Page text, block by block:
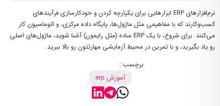
نرم‌افزارهای ERP ابزارهایی برای یکپارچه کردن و خودکارسازی فرآیندهای
کسب‌وکارند که با مفاهیمی مثل ماژول‌ها، پایگاه داده مرکزی، و اتوماسیون کار
می‌کنند. برای شروع، با یک ERP ساده (مثل رایمون) آشنا شوید، ماژول‌های اصلی
رو یاد بگیرید، و با تمرین در محیط آزمایشی مهارتتون رو بالا ببرید.
برچسب :
آموزش erp